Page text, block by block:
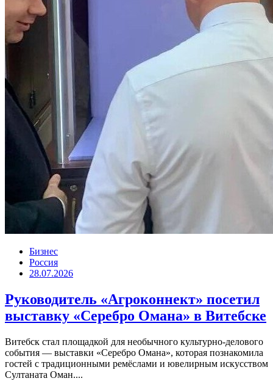
Бизнес
Россия
28.07.2026
Руководитель «Агроконнект» посетил
выставку «Серебро Омана» в Витебске
Витебск стал площадкой для необычного культурно-делового
события — выставки «Серебро Омана», которая познакомила
гостей с традиционными ремёслами и ювелирным искусством
Султаната Оман....